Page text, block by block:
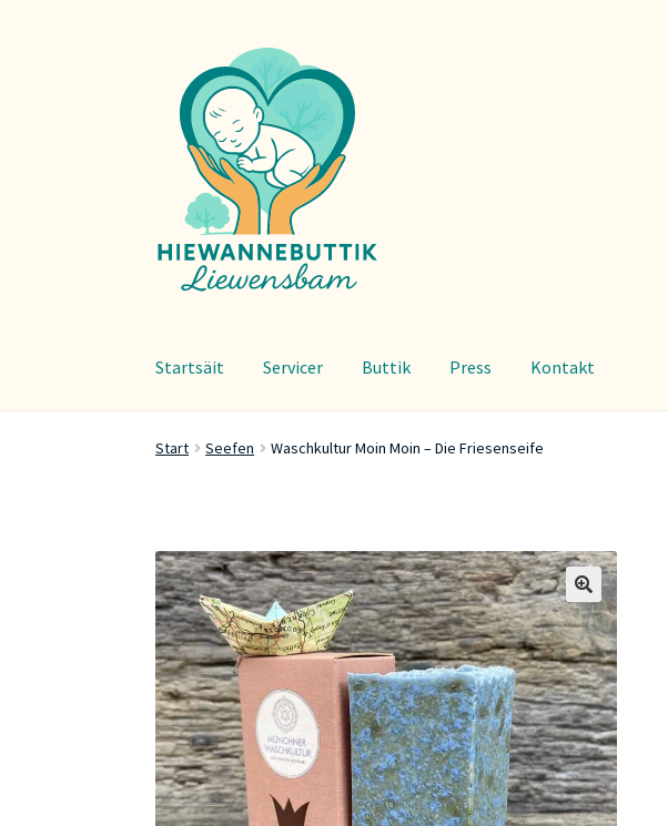
Navigation
springen
Inhalt
springen
Startsäit Servicer Buttik Press Kontakt
Start Seefen Waschkultur Moin Moin – Die Friesenseife
🔍